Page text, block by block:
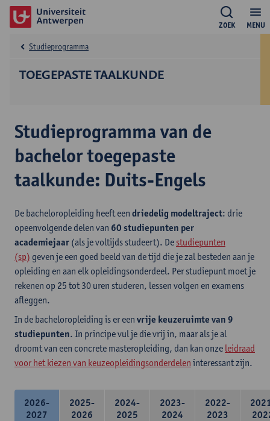
MENU
ZOEK
TOEGEPASTE TAALKUNDE
Studieprogramma
Studieprogramma van de
bachelor toegepaste
taalkunde: Duits-Engels
De bacheloropleiding heeft een driedelig modeltraject: drie
opeenvolgende delen van 60 studiepunten per
academiejaar (als je voltijds studeert). De studiepunten
(sp) geven je een goed beeld van de tijd die je zal besteden aan je
opleiding en aan elk opleidingsonderdeel. Per studiepunt moet je
rekenen op 25 tot 30 uren studeren, lessen volgen en examens
afleggen.
In de bacheloropleiding is er een vrije keuzeruimte van 9
studiepunten. In principe vul je die vrij in, maar als je al
droomt van een concrete masteropleiding, dan kan onze leidraad
voor het kiezen van keuzeopleidingsonderdelen interessant zijn.
2026-
2027
2025-
2026
2024-
2025
2023-
2024
2022-
2023